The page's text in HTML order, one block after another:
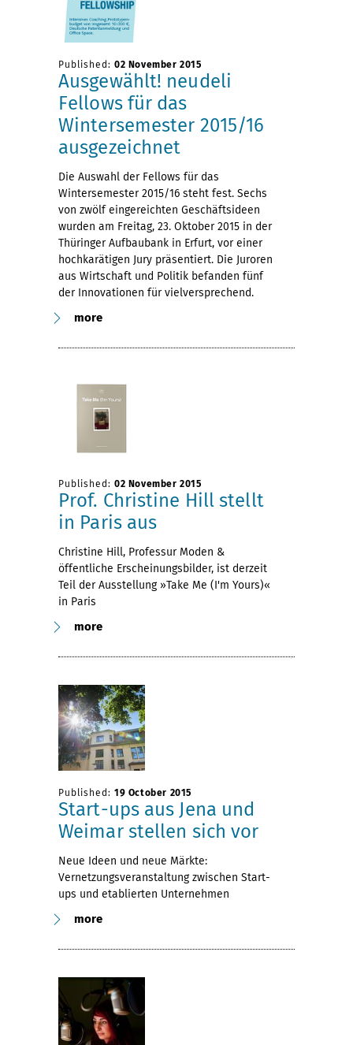
Published: 02 November 2015
Ausgewählt! neudeli
Fellows für das
Wintersemester 2015/16
ausgezeichnet
Die Auswahl der Fellows für das
Wintersemester 2015/16 steht fest. Sechs
von zwölf eingereichten Geschäftsideen
wurden am Freitag, 23. Oktober 2015 in der
Thüringer Aufbaubank in Erfurt, vor einer
hochkarätigen Jury präsentiert. Die Juroren
aus Wirtschaft und Politik befanden fünf
der Innovationen für vielversprechend.
more
Published: 02 November 2015
Prof. Christine Hill stellt
in Paris aus
Christine Hill, Professur Moden &
öffentliche Erscheinungsbilder, ist derzeit
Teil der Ausstellung »Take Me (I'm Yours)«
in Paris
more
Published: 19 October 2015
Start-ups aus Jena und
Weimar stellen sich vor
Neue Ideen und neue Märkte:
Vernetzungsveranstaltung zwischen Start-
ups und etablierten Unternehmen
more